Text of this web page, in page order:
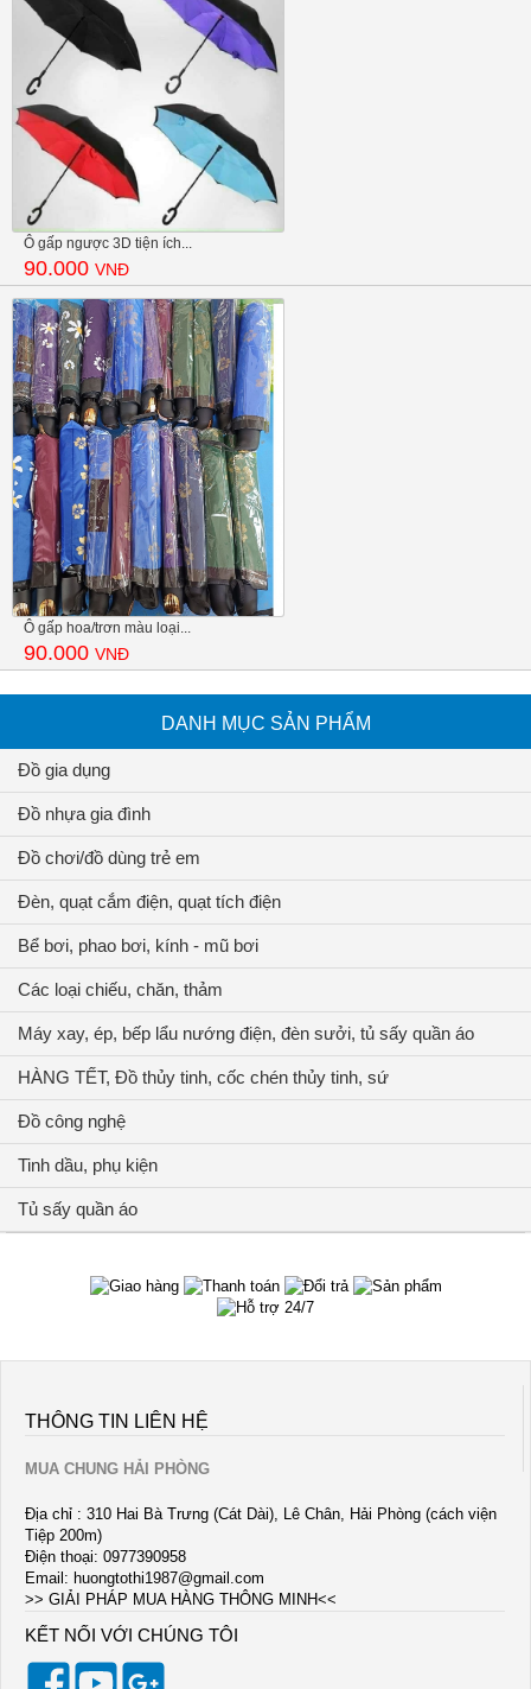
Ô gấp ngược 3D tiện ích...
90.000 VNĐ
Ô gấp hoa/trơn màu loại...
90.000 VNĐ
DANH MỤC SẢN PHẨM
Đồ gia dụng
Đồ nhựa gia đình
Đồ chơi/đồ dùng trẻ em
Đèn, quạt cắm điện, quạt tích điện
Bể bơi, phao bơi, kính - mũ bơi
Các loại chiếu, chăn, thảm
Máy xay, ép, bếp lẩu nướng điện, đèn sưởi, tủ sấy quần áo
HÀNG TẾT, Đồ thủy tinh, cốc chén thủy tinh, sứ
Đồ công nghệ
Tinh dầu, phụ kiện
Tủ sấy quần áo
THÔNG TIN LIÊN HỆ
MUA CHUNG HẢI PHÒNG
Địa chỉ : 310 Hai Bà Trưng (Cát Dài), Lê Chân, Hải Phòng (cách viện
Tiệp 200m)
Điện thoại: 0977390958
Email: huongtothi1987@gmail.com
>> GIẢI PHÁP MUA HÀNG THÔNG MINH<<
KẾT NỐI VỚI CHÚNG TÔI